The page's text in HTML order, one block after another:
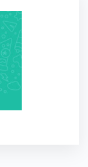
和通話服